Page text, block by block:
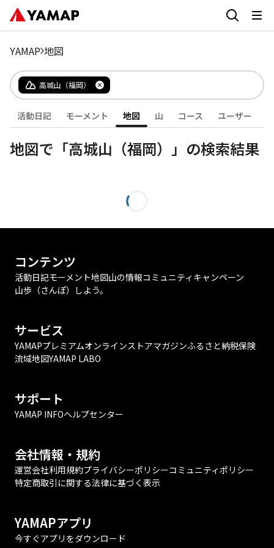
YAMAP 地図
高城山（福岡）
活動日記 モーメント 地図 山 コース ユーザー
地図で「高城山（福岡）」の検索結果
コンテンツ
活動日記モーメント地図山の情報コミュニティ キャンペーン
山歩（さんぽ）しよう。
サービス
YAMAPプレミアムオンラインストアマガジンふるさと納税保険
流域地図YAMAP LABO
サポート
YAMAP INFOヘルプセンター
会社情報・規約
運営会社利用規約プライバシーポリシーコミュニティポリシー
特定商取引に関する法律に基づく表示
YAMAPアプリ
今すぐアプリをダウンロード